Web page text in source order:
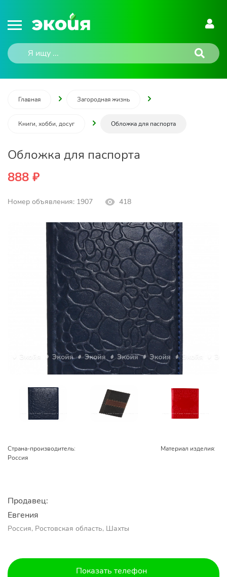
Главная Загородная жизнь
Книги, хобби, досуг Обложка для паспорта
Обложка для паспорта
888 ₽
Номер объявления: 1907 418
Страна-производитель:
Россия
Материал изделия:
Продавец:
Евгения
Россия, Ростовская область, Шахты
Показать телефон